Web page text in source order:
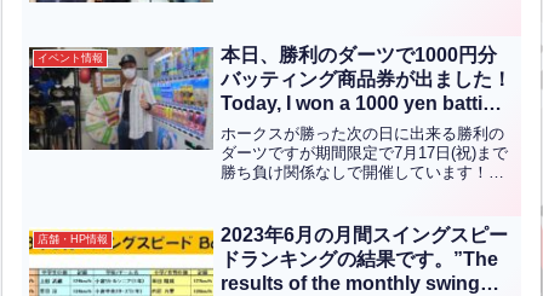
れたそうです。明日台湾に...全文はクリ
ック
イベント情報
本日、勝利のダーツで1000円分
バッティング商品券が出ました！
Today, I won a 1000 yen batting
coupon at the Victory Darts!
ホークスが勝った次の日に出来る勝利の
ダーツですが期間限定で7月17日(祝)まで
勝ち負け関係なしで開催しています！そ
しのMr.忍さまが見事当てられました！！
おめでとう...全文はクリック
店舗・HP情報
2023年6月の月間スイングスピー
ドランキングの結果です。”The
results of the monthly swing